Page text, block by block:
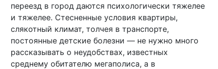
переезд в город даются психологически тяжелее
и тяжелее. Стесненные условия квартиры,
слякотный климат, толчея в транспорте,
постоянные детские болезни — не нужно много
рассказывать о неудобствах, известных
среднему обитателю мегаполиса, а в